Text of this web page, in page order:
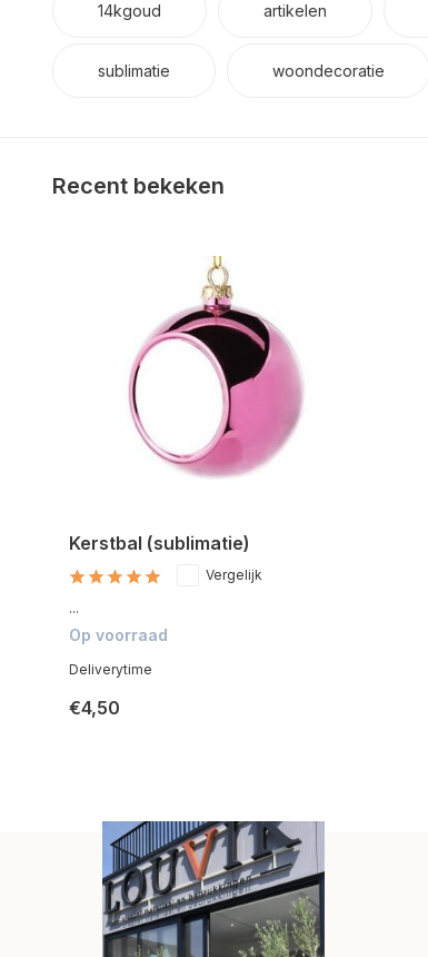
14kgoud artikelen
sublimatie woondecoratie
Recent bekeken
Kerstbal (sublimatie)
Vergelijk
...
Op voorraad
Deliverytime
€4,50